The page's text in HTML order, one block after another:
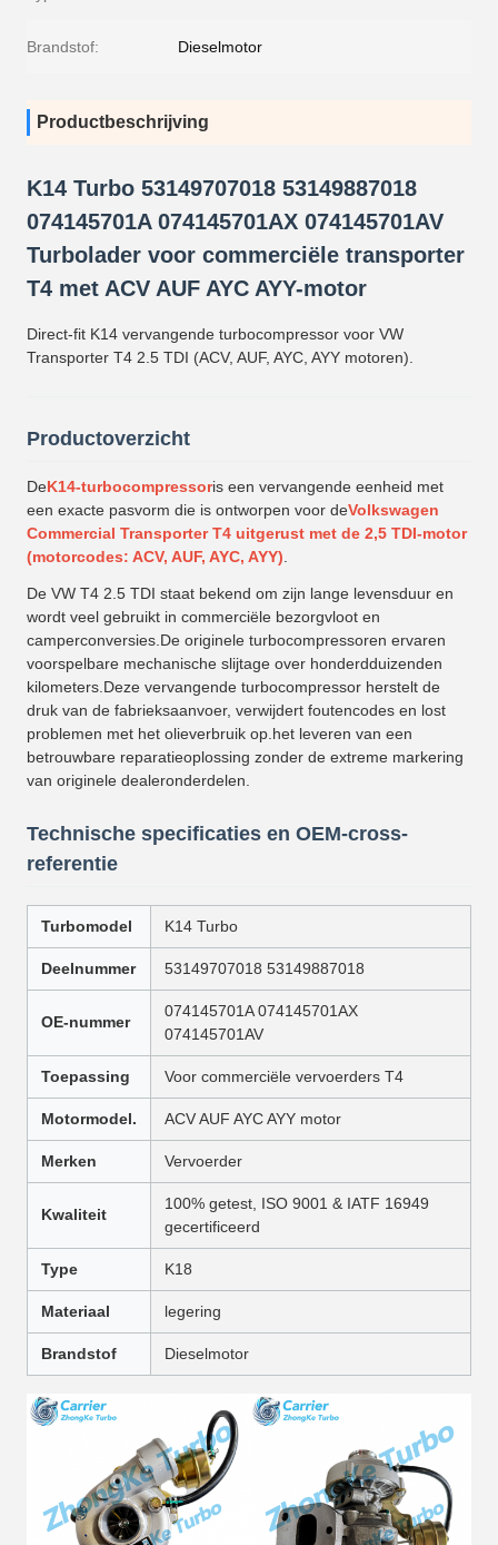
Brandstof: Dieselmotor
Productbeschrijving
K14 Turbo 53149707018 53149887018
074145701A 074145701AX 074145701AV
Turbolader voor commerciële transporter
T4 met ACV AUF AYC AYY-motor
Direct-fit K14 vervangende turbocompressor voor VW
Transporter T4 2.5 TDI (ACV, AUF, AYC, AYY motoren).
Productoverzicht
DeK14-turbocompressoris een vervangende eenheid met
een exacte pasvorm die is ontworpen voor deVolkswagen
Commercial Transporter T4 uitgerust met de 2,5 TDI-motor
(motorcodes: ACV, AUF, AYC, AYY).
De VW T4 2.5 TDI staat bekend om zijn lange levensduur en
wordt veel gebruikt in commerciële bezorgvloot en
camperconversies.De originele turbocompressoren ervaren
voorspelbare mechanische slijtage over honderdduizenden
kilometers.Deze vervangende turbocompressor herstelt de
druk van de fabrieksaanvoer, verwijdert foutencodes en lost
problemen met het olieverbruik op.het leveren van een
betrouwbare reparatieoplossing zonder de extreme markering
van originele dealeronderdelen.
Technische specificaties en OEM-cross-
referentie
Turbomodel K14 Turbo
Deelnummer 53149707018 53149887018
OE-nummer
074145701A 074145701AX
074145701AV
Toepassing Voor commerciële vervoerders T4
Motormodel. ACV AUF AYC AYY motor
Merken Vervoerder
Kwaliteit
100% getest, ISO 9001 & IATF 16949
gecertificeerd
Type K18
Materiaal legering
Brandstof Dieselmotor